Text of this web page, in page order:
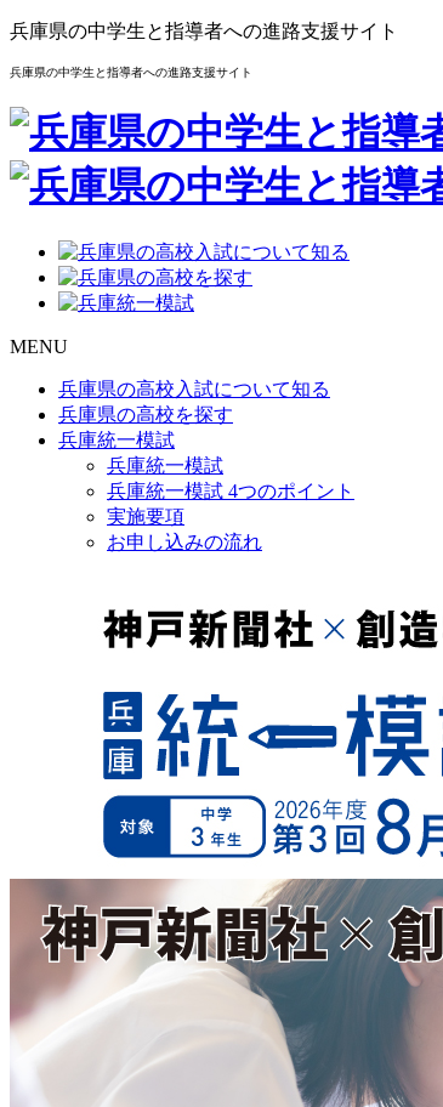
兵庫県の中学生と指導者への進路支援サイト
兵庫県の中学生と指導者への進路支援サイト
MENU
兵庫県の高校入試について知る
兵庫県の高校を探す
兵庫統一模試
兵庫統一模試
兵庫統一模試 4つのポイント
実施要項
お申し込みの流れ